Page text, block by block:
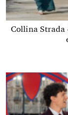
Collina Strada